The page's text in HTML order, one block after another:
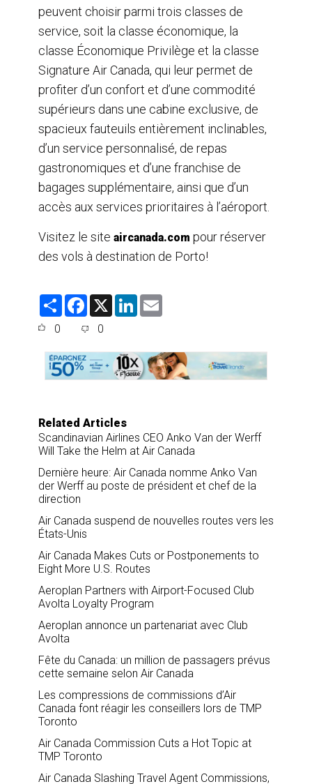
peuvent choisir parmi trois classes de
service, soit la classe économique, la
classe Économique Privilège et la classe
Signature Air Canada, qui leur permet de
profiter d’un confort et d’une commodité
supérieurs dans une cabine exclusive, de
spacieux fauteuils entièrement inclinables,
d’un service personnalisé, de repas
gastronomiques et d’une franchise de
bagages supplémentaire, ainsi que d’un
accès aux services prioritaires à l’aéroport.
Visitez le site aircanada.com pour réserver
des vols à destination de Porto!
S
F
e
o
o
k
X
L
d
I
n
0 0
Related Articles
Scandinavian Airlines CEO Anko Van der Werff
Will Take the Helm at Air Canada
Dernière heure: Air Canada nomme Anko Van
der Werff au poste de président et chef de la
direction
Air Canada suspend de nouvelles routes vers les
États-Unis
Air Canada Makes Cuts or Postponements to
Eight More U.S. Routes
Aeroplan Partners with Airport-Focused Club
Avolta Loyalty Program
Aeroplan annonce un partenariat avec Club
Avolta
Fête du Canada: un million de passagers prévus
cette semaine selon Air Canada
Les compressions de commissions d’Air
Canada font réagir les conseillers lors de TMP
Toronto
Air Canada Commission Cuts a Hot Topic at
TMP Toronto
Air Canada Slashing Travel Agent Commissions,